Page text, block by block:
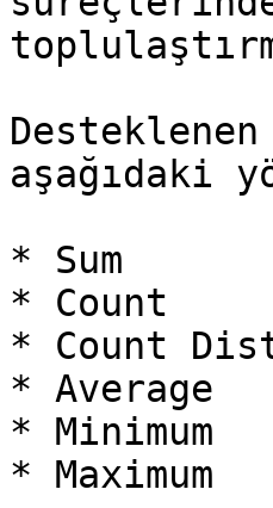
aşağıdaki
* Sum
* Count
* Count
* Average
* Minimum
* Maximum